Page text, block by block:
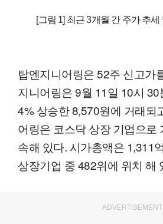
[그림 1] 최근 3개월 간 주가 추
탑엔지니어링은 52주 신고가
지니어링은 9월 11일 10시
4% 상승한 8,570원에 거래되
어링은 코스닥 상장 기업으로
속해 있다. 시가총액은 1,311
상장기업 중 482위에 위치 해
ADVERTISEMENT